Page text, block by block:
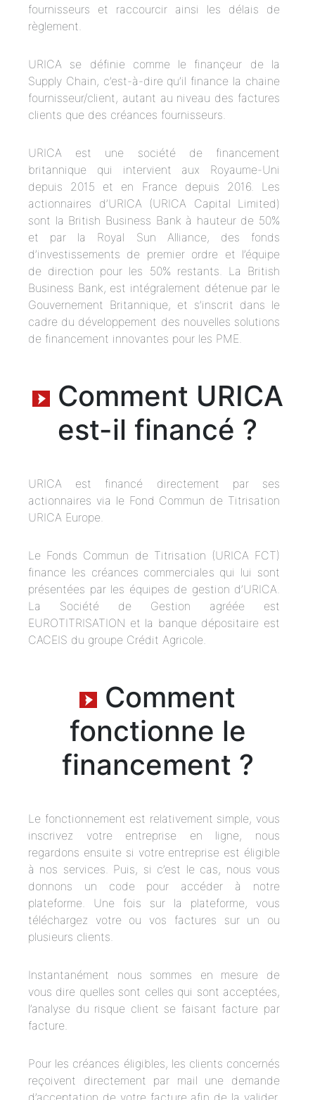
fournisseurs et raccourcir ainsi les délais de
règlement.
URICA se définie comme le finançeur de la
Supply Chain, c’est-à-dire qu’il finance la chaine
fournisseur/client, autant au niveau des factures
clients que des créances fournisseurs.
URICA est une société de financement
britannique qui intervient aux Royaume-Uni
depuis 2015 et en France depuis 2016. Les
actionnaires d’URICA (URICA Capital Limited)
sont la British Business Bank à hauteur de 50%
et par la Royal Sun Alliance, des fonds
d’investissements de premier ordre et l’équipe
de direction pour les 50% restants. La British
Business Bank, est intégralement détenue par le
Gouvernement Britannique, et s’inscrit dans le
cadre du développement des nouvelles solutions
de financement innovantes pour les PME.
Comment URICA
est-il financé ?
URICA est financé directement par ses
actionnaires via le Fond Commun de Titrisation
URICA Europe.
Le Fonds Commun de Titrisation (URICA FCT)
finance les créances commerciales qui lui sont
présentées par les équipes de gestion d’URICA.
La Société de Gestion agréée est
EUROTITRISATION et la banque dépositaire est
CACEIS du groupe Crédit Agricole.
Comment
fonctionne le
financement ?
Le fonctionnement est relativement simple, vous
inscrivez votre entreprise en ligne, nous
regardons ensuite si votre entreprise est éligible
à nos services. Puis, si c’est le cas, nous vous
donnons un code pour accéder à notre
plateforme. Une fois sur la plateforme, vous
téléchargez votre ou vos factures sur un ou
plusieurs clients.
Instantanément nous sommes en mesure de
vous dire quelles sont celles qui sont acceptées,
l’analyse du risque client se faisant facture par
facture.
Pour les créances éligibles, les clients concernés
reçoivent directement par mail une demande
d’acceptation de votre facture afin de la valider.